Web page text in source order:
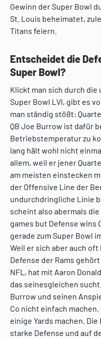
Gewinn der Super Bowl
St. Louis beheimatet,
Titans feiern.
Entscheidet die
Super Bowl?
Klickt man sich durch die
Super Bowl LVI, gibt es
man ständig stößt:
QB Joe Burrow ist dafür
Betriebstemperatur zu
lang hält wohl nicht
allem, weil er jener
am meisten einstecken
der Offensive Line der
undurchdringliche Linie
scheint also abermals
games but Defense wins
gerade zum Super Bowl
Weil er sich aber auch
Defense der Rams
NFL, hat mit Aaron
das seinesgleichen
Burrow und seinen
Co nicht einfach
einige Yards machen.
starke Defense und auf